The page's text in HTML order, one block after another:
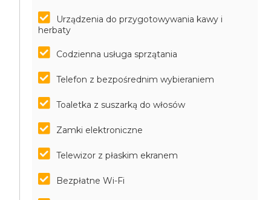
Urządzenia do przygotowywania kawy i
herbaty
Codzienna usługa sprzątania
Telefon z bezpośrednim wybieraniem
Toaletka z suszarką do włosów
Zamki elektroniczne
Telewizor z płaskim ekranem
Bezpłatne Wi-Fi